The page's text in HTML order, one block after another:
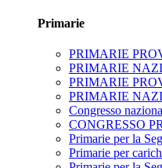
Primarie
PRIMARIE
PRIMARIE
PRIMARIE
PRIMARIE
Congresso
CONGRESSO
Primarie per la
Primarie per